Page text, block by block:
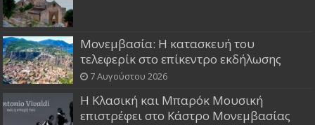
Μονεμβασία: Η κατασκευή του
τελεφερίκ στο επίκεντρο εκδήλωσης
7 Αυγούστου 2026
Η Κλασική και Μπαρόκ Μουσική
επιστρέφει στο Κάστρο Μονεμβασίας